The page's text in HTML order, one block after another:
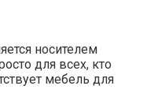
носителем
для всех, кто
мебель для